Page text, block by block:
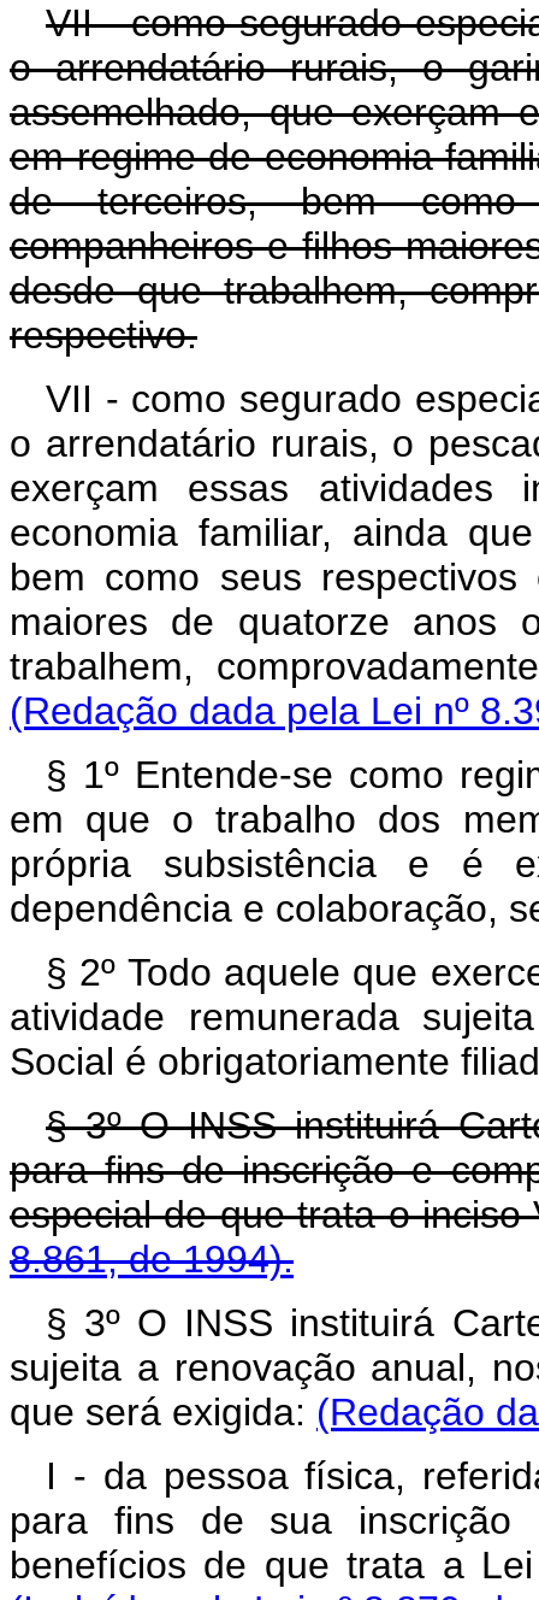
VII - como segurado
o arrendatário rurais, o
assemelhado, que exerçam
em regime de economia
de terceiros, bem como
companheiros e filhos
desde que trabalhem,
respectivo.
VII - como segurado
o arrendatário rurais, o
exerçam essas atividades
economia familiar, ainda
bem como seus
maiores de quatorze anos
trabalhem,
(Redação dada pela Lei nº
§ 1º Entende-se como
em que o trabalho dos
própria subsistência e é
dependência e colaboração,
§ 2º Todo aquele que
atividade remunerada
Social é obrigatoriamente
§3º O INSS instituirá
para fins de inscrição e
especial de que trata o
8.861, de 1994).
§ 3º O INSS instituirá
sujeita a renovação anual,
que será exigida: (Redação
I - da pessoa física,
para fins de sua inscrição
benefícios de que trata a